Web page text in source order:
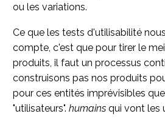
ou les variations.
Ce que les tests d'utilisabilité
compte, c'est que pour tirer le
produits, il faut un processus
construisons pas nos produits
pour ces entités imprévisibles
"utilisateurs". humains qui vont les